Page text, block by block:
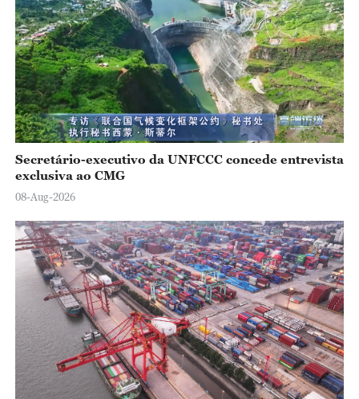
Secretário-executivo da UNFCCC concede entrevista
exclusiva ao CMG
08-Aug-2026